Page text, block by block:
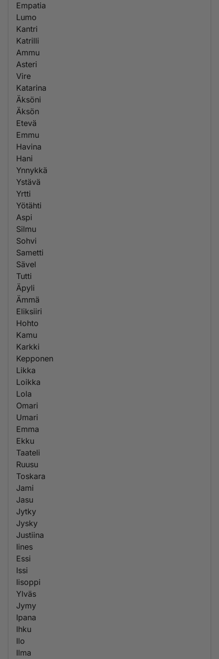
Empatia
Lumo
Kantri
Katrilli
Ammu
Asteri
Vire
Katarina
Äksöni
Äksön
Etevä
Emmu
Havina
Hani
Ynnykkä
Ystävä
Yrtti
Yötähti
Aspi
Silmu
Sohvi
Sametti
Sävel
Tutti
Äpyli
Ämmä
Eliksiiri
Hohto
Kamu
Karkki
Kepponen
Likka
Loikka
Lola
Omari
Umari
Emma
Ekku
Taateli
Ruusu
Toskara
Jami
Jasu
Jytky
Jysky
Justiina
Iines
Essi
Issi
Iisoppi
Ylväs
Jymy
Ipana
Ihku
Ilo
Ilma